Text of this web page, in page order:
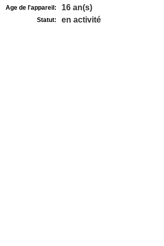
Age de l'appareil: 16 an(s)
Statut: en activité